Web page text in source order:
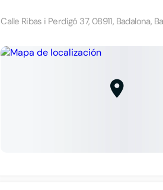
Calle Ribas i Perdigó 37, 08911, Badalona,